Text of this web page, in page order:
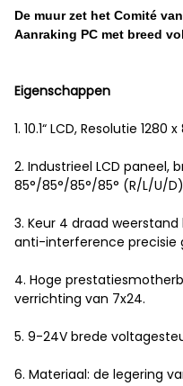
De muur zet het Comité
Aanraking PC met breed
Eigenschappen
1. 10.1“ LCD, Resolutie 1280
2. Industrieel LCD paneel,
85°/85°/85°/85° (R/L/U/
3. Keur 4 draad
anti-interference precisie
4. Hoge
verrichting van 7x24.
5. 9-24V brede
6. Materiaal: de legering